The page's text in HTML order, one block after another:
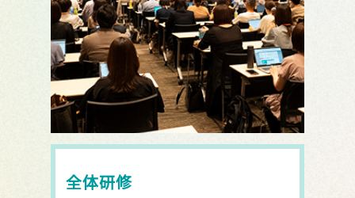
全体研修